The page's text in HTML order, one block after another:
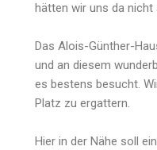
hätten wir uns da
Das Alois-Günther-
und an diesem
es bestens besucht.
Platz zu ergattern.
Hier in der Nähe soll